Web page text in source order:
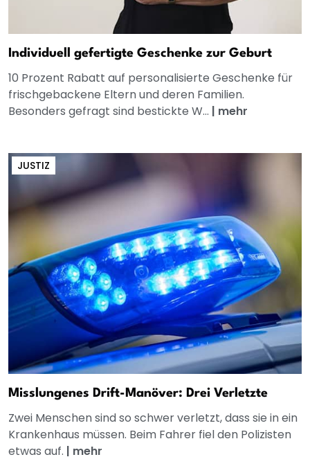
Individuell gefertigte Geschenke zur Geburt
10 Prozent Rabatt auf personalisierte Geschenke für
frischgebackene Eltern und deren Familien.
Besonders gefragt sind bestickte W... | mehr
JUSTIZ
Misslungenes Drift-Manöver: Drei Verletzte
Zwei Menschen sind so schwer verletzt, dass sie in ein
Krankenhaus müssen. Beim Fahrer fiel den Polizisten
etwas auf. | mehr